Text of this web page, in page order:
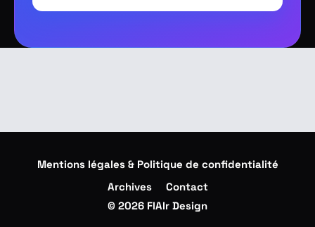
Mentions légales & Politique de confidentialité
Archives
Contact
© 2026 FlAIr Design